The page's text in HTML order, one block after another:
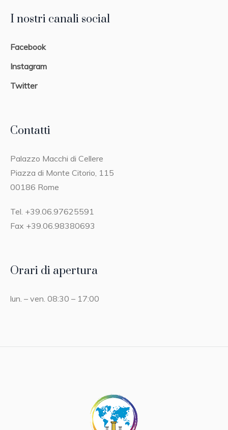
I nostri canali social
Facebook
Instagram
Twitter
Contatti
Palazzo Macchi di Cellere
Piazza di Monte Citorio, 115
00186 Rome
Tel. +39.06.97625591
Fax +39.06.98380693
Orari di apertura
lun. – ven. 08:30 – 17:00